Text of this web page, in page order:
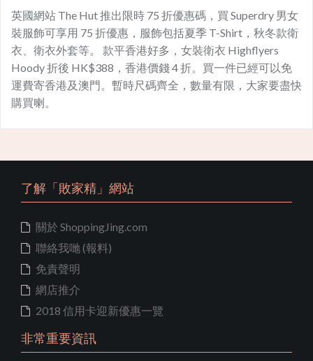
英國網站 The Hut 推出限時 75 折優惠碼，買 Superdry 男女
裝服飾可享用 75 折優惠，服飾包括夏季 T-Shirt，秋冬款衛
衣、衛衣外套等。 款平香港好多，女裝衛衣 Highflyers
Hoody 折後 HK$388，香港價錢 4 折。買一件已經可以免
運費寄香港及澳門。暫時尺碼齊全，數量有限，大家要盡快
購買喇。
了解「敗家精」網站
關於 ShoppingJing.com
聯絡我哋 (報料)
免責聲明
網店推介
2018 信用卡迎新優惠一覽
非常重要資訊